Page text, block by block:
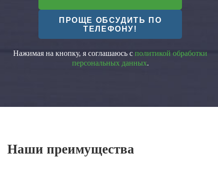
ПРОЩЕ ОБСУДИТЬ ПО
ТЕЛЕФОНУ!
Нажимая на кнопку, я соглашаюсь с политикой обработки
персональных данных.
Наши преимущества